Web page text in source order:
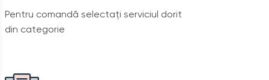
Pentru comandă selectați serviciul dorit
din categorie